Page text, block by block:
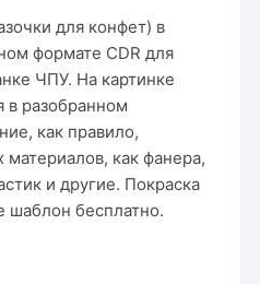
для конфет) в
формате CDR для
ЧПУ. На картинке
в разобранном
как правило,
материалов, как фанера,
и другие. Покраска
шаблон бесплатно.